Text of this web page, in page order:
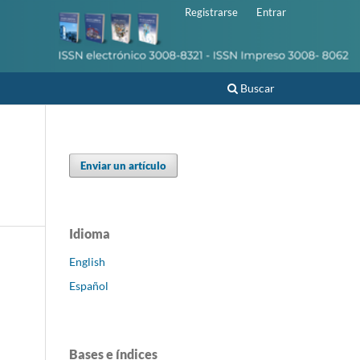
Buscar
Registrarse Entrar
Enviar un artículo
Idioma
English
Español
Bases e índices